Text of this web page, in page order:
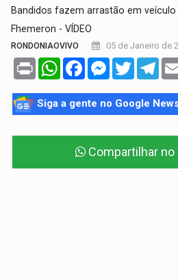
Bandidos fazem arrastão em
Fhemeron - VÍDEO
RONDONIAOVIVO 05 de Janeiro de
Print WhatsAppFacebookMessenger
Twitter
Siga a gente no Google
Compartilhar no